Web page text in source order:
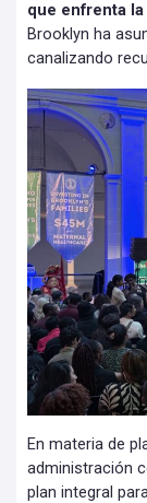
que enfrenta la
Brooklyn ha
canalizando
En materia de
administración
plan integral